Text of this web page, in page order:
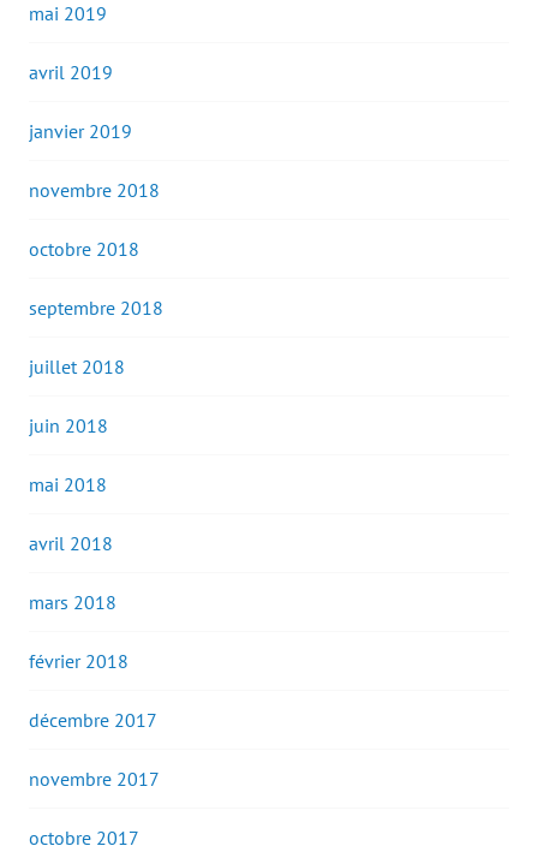
mai 2019
avril 2019
janvier 2019
novembre 2018
octobre 2018
septembre 2018
juillet 2018
juin 2018
mai 2018
avril 2018
mars 2018
février 2018
décembre 2017
novembre 2017
octobre 2017